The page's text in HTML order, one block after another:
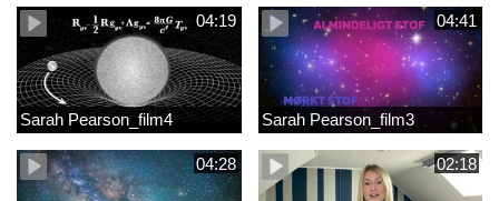
04:19
Sarah Pearson_film4
04:41
Sarah Pearson_film3
04:28 02:18